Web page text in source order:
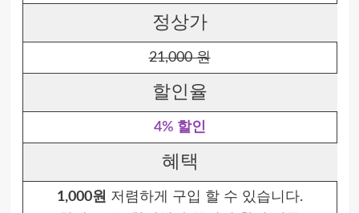
정상가
21,000 원
할인율
4% 할인
혜택
1,000원 저렴하게 구입 할 수 있습니다.